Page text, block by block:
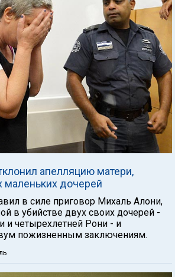
апелляцию матери,
дочерей
в силе приговор Михаль Алони,
в убийстве двух своих дочерей -
и четырехлетней Рони - и
пожизненным заключениям.